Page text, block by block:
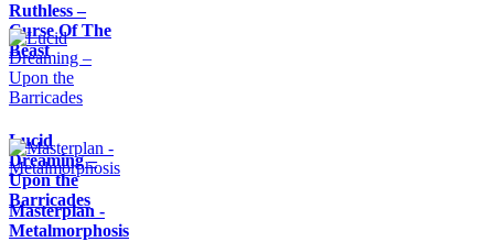
Ruthless –
Curse Of The
Beast
Lucid
Dreaming –
Upon the
Barricades
Masterplan -
Metalmorphosis